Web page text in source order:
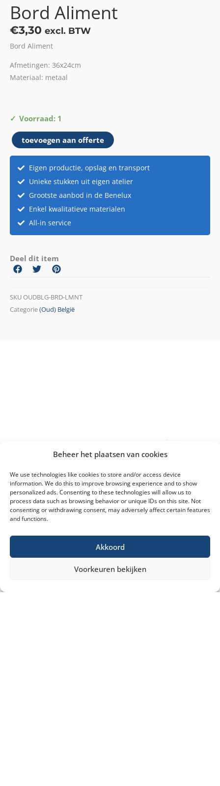
Beheer het plaatsen van cookies
We use technologies like cookies to store and/or access device
information. We do this to improve browsing experience and to show
personalized ads. Consenting to these technologies will allow us to
process data such as browsing behavior or unique IDs on this site. Not
consenting or withdrawing consent, may adversely affect certain features
and functions.
Akkoord
Voorkeuren bekijken
Bord Aliment
€3,30 excl. BTW
Bord Aliment
Afmetingen: 36x24cm
Materiaal: metaal
Voorraad: 1
Bord
Aliment
aantaltoevoegen aan offerte
Eigen productie, opslag en transport
Unieke stukken uit eigen atelier
Grootste aanbod in de Benelux
Enkel kwalitatieve materialen
All-in service
Deel dit item
SKU OUDBLG-BRD-LMNT
Categorie(Oud) België